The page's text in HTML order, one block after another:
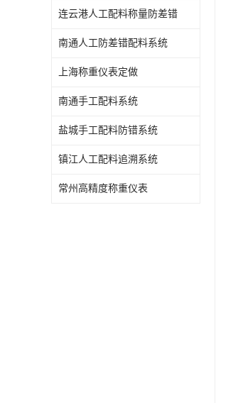
连云港人工配料称量防差错
南通人工防差错配料系统
上海称重仪表定做
南通手工配料系统
盐城手工配料防错系统
镇江人工配料追溯系统
常州高精度称重仪表